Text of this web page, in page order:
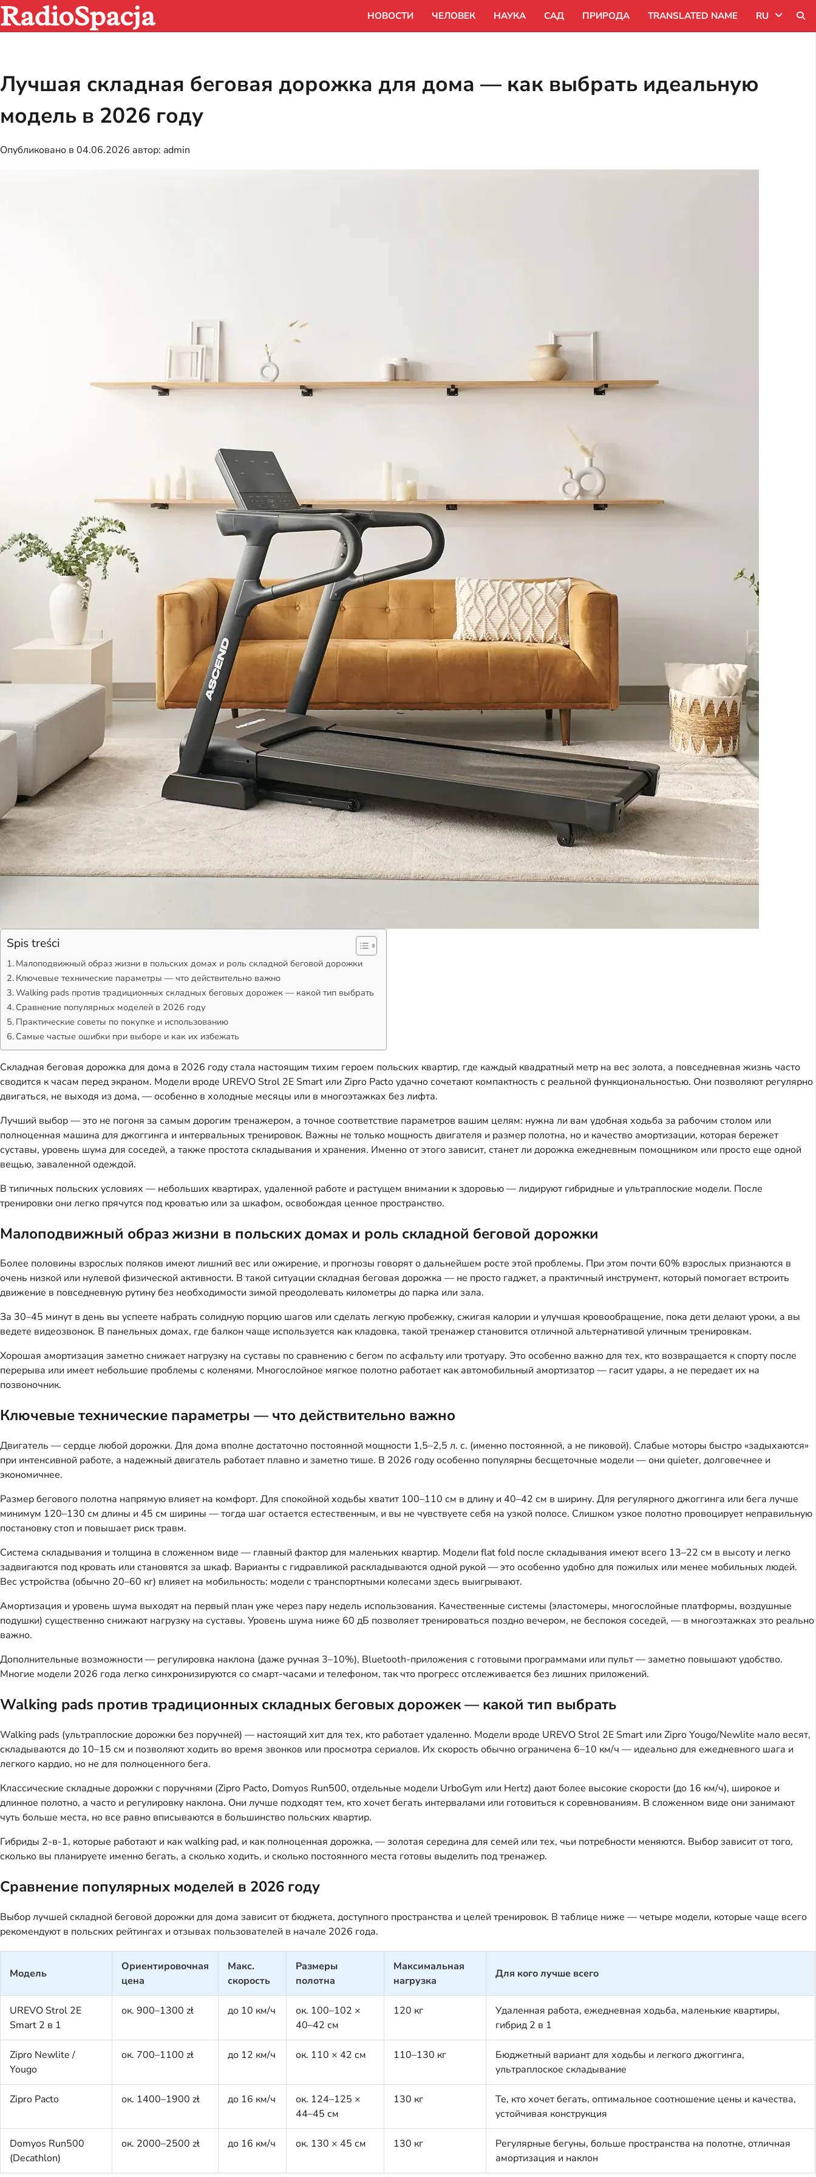
Перейти
к
содержимому
RadioSpacja НОВОСТИ ЧЕЛОВЕК НАУКА САД ПРИРОДА TRANSLATED NAME RU
Лучшая складная беговая дорожка для дома — как выбрать идеальную
модель в 2026 году
Опубликовано в 04.06.2026 автор: admin
Spis treści
Малоподвижный образ жизни в польских домах и роль складной беговой дорожки
Ключевые технические параметры — что действительно важно
Walking pads против традиционных складных беговых дорожек — какой тип выбрать
Сравнение популярных моделей в 2026 году
Практические советы по покупке и использованию
Самые частые ошибки при выборе и как их избежать
Складная беговая дорожка для дома в 2026 году стала настоящим тихим героем польских квартир, где каждый квадратный метр на вес золота, а повседневная жизнь часто
сводится к часам перед экраном. Модели вроде UREVO Strol 2E Smart или Zipro Pacto удачно сочетают компактность с реальной функциональностью. Они позволяют регулярно
двигаться, не выходя из дома, — особенно в холодные месяцы или в многоэтажках без лифта.
Лучший выбор — это не погоня за самым дорогим тренажером, а точное соответствие параметров вашим целям: нужна ли вам удобная ходьба за рабочим столом или
полноценная машина для джоггинга и интервальных тренировок. Важны не только мощность двигателя и размер полотна, но и качество амортизации, которая бережет
суставы, уровень шума для соседей, а также простота складывания и хранения. Именно от этого зависит, станет ли дорожка ежедневным помощником или просто еще одной
вещью, заваленной одеждой.
В типичных польских условиях — небольших квартирах, удаленной работе и растущем внимании к здоровью — лидируют гибридные и ультраплоские модели. После
тренировки они легко прячутся под кроватью или за шкафом, освобождая ценное пространство.
Малоподвижный образ жизни в польских домах и роль складной беговой дорожки
Более половины взрослых поляков имеют лишний вес или ожирение, и прогнозы говорят о дальнейшем росте этой проблемы. При этом почти 60% взрослых признаются в
очень низкой или нулевой физической активности. В такой ситуации складная беговая дорожка — не просто гаджет, а практичный инструмент, который помогает встроить
движение в повседневную рутину без необходимости зимой преодолевать километры до парка или зала.
За 30–45 минут в день вы успеете набрать солидную порцию шагов или сделать легкую пробежку, сжигая калории и улучшая кровообращение, пока дети делают уроки, а вы
ведете видеозвонок. В панельных домах, где балкон чаще используется как кладовка, такой тренажер становится отличной альтернативой уличным тренировкам.
Хорошая амортизация заметно снижает нагрузку на суставы по сравнению с бегом по асфальту или тротуару. Это особенно важно для тех, кто возвращается к спорту после
перерыва или имеет небольшие проблемы с коленями. Многослойное мягкое полотно работает как автомобильный амортизатор — гасит удары, а не передает их на
позвоночник.
Ключевые технические параметры — что действительно важно
Двигатель — сердце любой дорожки. Для дома вполне достаточно постоянной мощности 1,5–2,5 л. с. (именно постоянной, а не пиковой). Слабые моторы быстро «задыхаются»
при интенсивной работе, а надежный двигатель работает плавно и заметно тише. В 2026 году особенно популярны бесщеточные модели — они quieter, долговечнее и
экономичнее.
Размер бегового полотна напрямую влияет на комфорт. Для спокойной ходьбы хватит 100–110 см в длину и 40–42 см в ширину. Для регулярного джоггинга или бега лучше
минимум 120–130 см длины и 45 см ширины — тогда шаг остается естественным, и вы не чувствуете себя на узкой полосе. Слишком узкое полотно провоцирует неправильную
постановку стоп и повышает риск травм.
Система складывания и толщина в сложенном виде — главный фактор для маленьких квартир. Модели flat fold после складывания имеют всего 13–22 см в высоту и легко
задвигаются под кровать или становятся за шкаф. Варианты с гидравликой раскладываются одной рукой — это особенно удобно для пожилых или менее мобильных людей.
Вес устройства (обычно 20–60 кг) влияет на мобильность: модели с транспортными колесами здесь выигрывают.
Амортизация и уровень шума выходят на первый план уже через пару недель использования. Качественные системы (эластомеры, многослойные платформы, воздушные
подушки) существенно снижают нагрузку на суставы. Уровень шума ниже 60 дБ позволяет тренироваться поздно вечером, не беспокоя соседей, — в многоэтажках это реально
важно.
Дополнительные возможности — регулировка наклона (даже ручная 3–10%), Bluetooth-приложения с готовыми программами или пульт — заметно повышают удобство.
Многие модели 2026 года легко синхронизируются со смарт-часами и телефоном, так что прогресс отслеживается без лишних приложений.
Walking pads против традиционных складных беговых дорожек — какой тип выбрать
Walking pads (ультраплоские дорожки без поручней) — настоящий хит для тех, кто работает удаленно. Модели вроде UREVO Strol 2E Smart или Zipro Yougo/Newlite мало весят,
складываются до 10–15 см и позволяют ходить во время звонков или просмотра сериалов. Их скорость обычно ограничена 6–10 км/ч — идеально для ежедневного шага и
легкого кардио, но не для полноценного бега.
Классические складные дорожки с поручнями (Zipro Pacto, Domyos Run500, отдельные модели UrboGym или Hertz) дают более высокие скорости (до 16 км/ч), широкое и
длинное полотно, а часто и регулировку наклона. Они лучше подходят тем, кто хочет бегать интервалами или готовиться к соревнованиям. В сложенном виде они занимают
чуть больше места, но все равно вписываются в большинство польских квартир.
Гибриды 2-в-1, которые работают и как walking pad, и как полноценная дорожка, — золотая середина для семей или тех, чьи потребности меняются. Выбор зависит от того,
сколько вы планируете именно бегать, а сколько ходить, и сколько постоянного места готовы выделить под тренажер.
Сравнение популярных моделей в 2026 году
Выбор лучшей складной беговой дорожки для дома зависит от бюджета, доступного пространства и целей тренировок. В таблице ниже — четыре модели, которые чаще всего
рекомендуют в польских рейтингах и отзывах пользователей в начале 2026 года.
Модель
Ориентировочная
цена
Макс.
скорость
Размеры
полотна
Максимальная
нагрузка
Для кого лучше всего
UREVO Strol 2E
Smart 2 в 1
ок. 900–1300 zł до 10 км/ч
ок. 100–102 ×
40–42 см
120 кг
Удаленная работа, ежедневная ходьба, маленькие квартиры,
гибрид 2 в 1
Zipro Newlite /
Yougo
ок. 700–1100 zł до 12 км/ч ок. 110 × 42 см 110–130 кг
Бюджетный вариант для ходьбы и легкого джоггинга,
ультраплоское складывание
Zipro Pacto ок. 1400–1900 zł до 16 км/ч
ок. 124–125 ×
44–45 см
130 кг
Те, кто хочет бегать, оптимальное соотношение цены и качества,
устойчивая конструкция
Domyos Run500
(Decathlon)
ок. 2000–2500 zł до 16 км/ч ок. 130 × 45 см 130 кг
Регулярные бегуны, больше пространства на полотне, отличная
амортизация и наклон